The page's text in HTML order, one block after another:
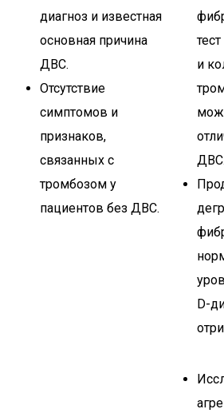
диагноз и известная
основная причина
ДВС.
Отсутствие
симптомов и
признаков,
связанных с
тромбозом у
пациентов без ДВС.
и
D-